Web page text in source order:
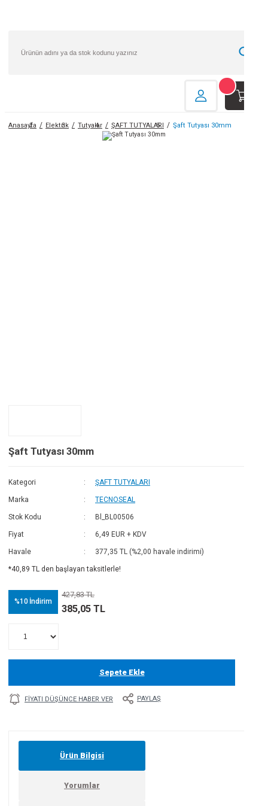
Anasayfa Elektrik Tutyalar ŞAFT TUTYALARI Şaft Tutyası 30mm
Şaft Tutyası 30mm
Kategori ŞAFT TUTYALARI
Marka TECNOSEAL
Stok Kodu Bl_BL00506
Fiyat 6,49 EUR + KDV
Havale 377,35 TL (%2,00 havale indirimi)
*40,89 TL den başlayan taksitlerle!
%10 İndirim
427,83 TL
385,05 TL
Sepete Ekle
FIYATI DÜŞÜNCE HABER VER PAYLAŞ
Ürün Bilgisi
Yorumlar